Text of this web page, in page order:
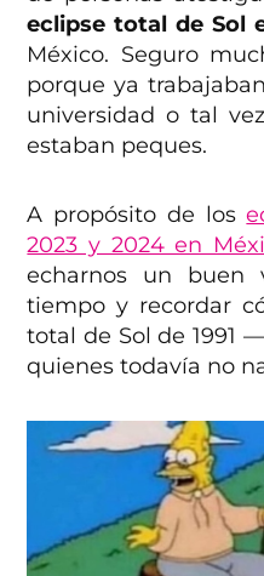
eclipse total de Sol
México. Seguro
porque ya
universidad o tal
estaban peques.
A propósito de los
2023 y 2024 en
echarnos un
tiempo y recordar
total de Sol de 1991
quienes todavía no